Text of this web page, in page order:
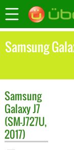
Samsung
Samsung
Galaxy J7
(SM-J727U,
2017)